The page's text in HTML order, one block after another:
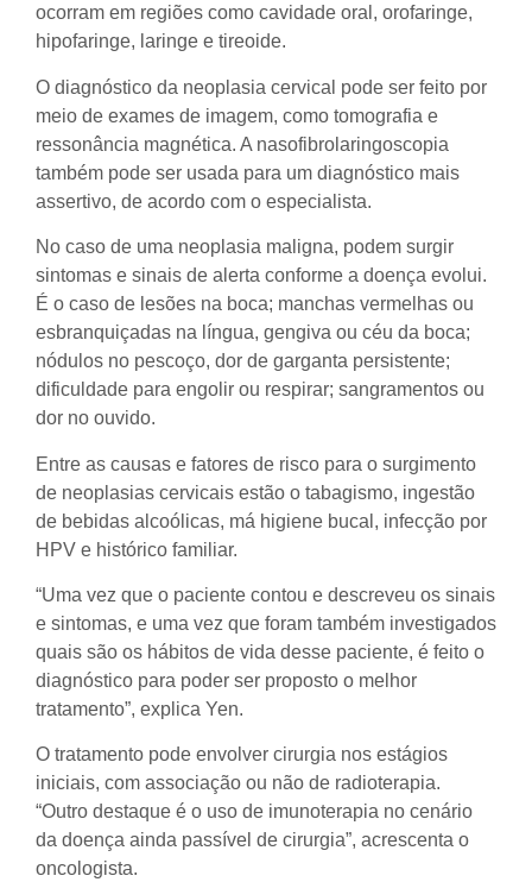
ocorram em regiões como cavidade oral, orofaringe,
hipofaringe, laringe e tireoide.
O diagnóstico da neoplasia cervical pode ser feito por
meio de exames de imagem, como tomografia e
ressonância magnética. A nasofibrolaringoscopia
também pode ser usada para um diagnóstico mais
assertivo, de acordo com o especialista.
No caso de uma neoplasia maligna, podem surgir
sintomas e sinais de alerta conforme a doença evolui.
É o caso de lesões na boca; manchas vermelhas ou
esbranquiçadas na língua, gengiva ou céu da boca;
nódulos no pescoço, dor de garganta persistente;
dificuldade para engolir ou respirar; sangramentos ou
dor no ouvido.
Entre as causas e fatores de risco para o surgimento
de neoplasias cervicais estão o tabagismo, ingestão
de bebidas alcoólicas, má higiene bucal, infecção por
HPV e histórico familiar.
“Uma vez que o paciente contou e descreveu os sinais
e sintomas, e uma vez que foram também investigados
quais são os hábitos de vida desse paciente, é feito o
diagnóstico para poder ser proposto o melhor
tratamento”, explica Yen.
O tratamento pode envolver cirurgia nos estágios
iniciais, com associação ou não de radioterapia.
“Outro destaque é o uso de imunoterapia no cenário
da doença ainda passível de cirurgia”, acrescenta o
oncologista.